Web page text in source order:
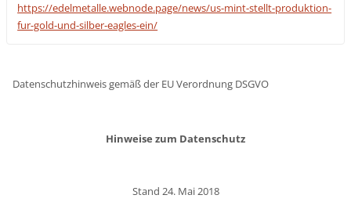
https://edelmetalle.webnode.page/news/us-mint-stellt-produktion-
fur-gold-und-silber-eagles-ein/
Datenschutzhinweis gemäß der EU Verordnung DSGVO
Hinweise zum Datenschutz
Stand 24. Mai 2018